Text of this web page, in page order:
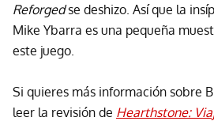
Reforgedse deshizo. Así que la
Mike Ybarra es una pequeña
este juego.
Si quieres más información sobre
leer la revisión de Hearthstone: